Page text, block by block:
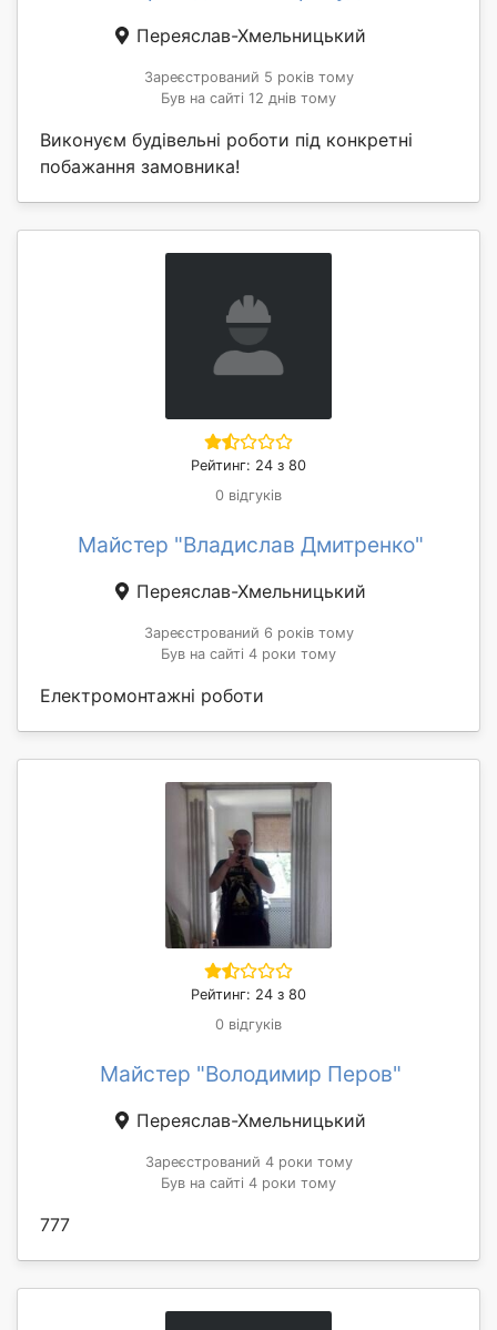
Переяслав-Хмельницький
Зареєстрований 5 років тому
Був на сайті 12 днів тому
Виконуєм будівельні роботи під конкретні
побажання замовника!
Рейтинг: 24 з 80
0 відгуків
Майстер "Владислав Дмитренко"
Переяслав-Хмельницький
Зареєстрований 6 років тому
Був на сайті 4 роки тому
Електромонтажні роботи
Рейтинг: 24 з 80
0 відгуків
Майстер "Володимир Перов"
Переяслав-Хмельницький
Зареєстрований 4 роки тому
Був на сайті 4 роки тому
777